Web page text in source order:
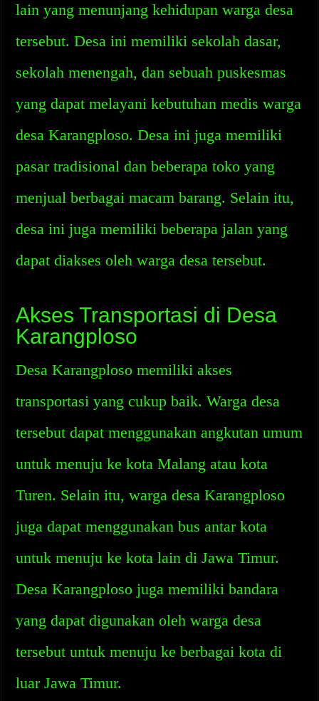
lain yang menunjang kehidupan warga desa
tersebut. Desa ini memiliki sekolah dasar,
sekolah menengah, dan sebuah puskesmas
yang dapat melayani kebutuhan medis warga
desa Karangploso. Desa ini juga memiliki
pasar tradisional dan beberapa toko yang
menjual berbagai macam barang. Selain itu,
desa ini juga memiliki beberapa jalan yang
dapat diakses oleh warga desa tersebut.
Akses Transportasi di Desa
Karangploso
Desa Karangploso memiliki akses
transportasi yang cukup baik. Warga desa
tersebut dapat menggunakan angkutan umum
untuk menuju ke kota Malang atau kota
Turen. Selain itu, warga desa Karangploso
juga dapat menggunakan bus antar kota
untuk menuju ke kota lain di Jawa Timur.
Desa Karangploso juga memiliki bandara
yang dapat digunakan oleh warga desa
tersebut untuk menuju ke berbagai kota di
luar Jawa Timur.